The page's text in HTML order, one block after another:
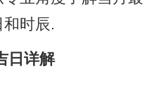
时辰.
日详解